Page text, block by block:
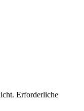
Erforderliche